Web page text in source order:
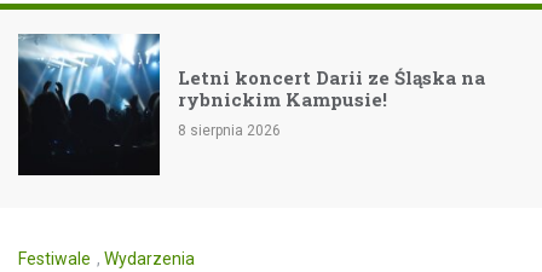
Letni koncert Darii ze Śląska na
rybnickim Kampusie!
8 sierpnia 2026
Festiwale , Wydarzenia